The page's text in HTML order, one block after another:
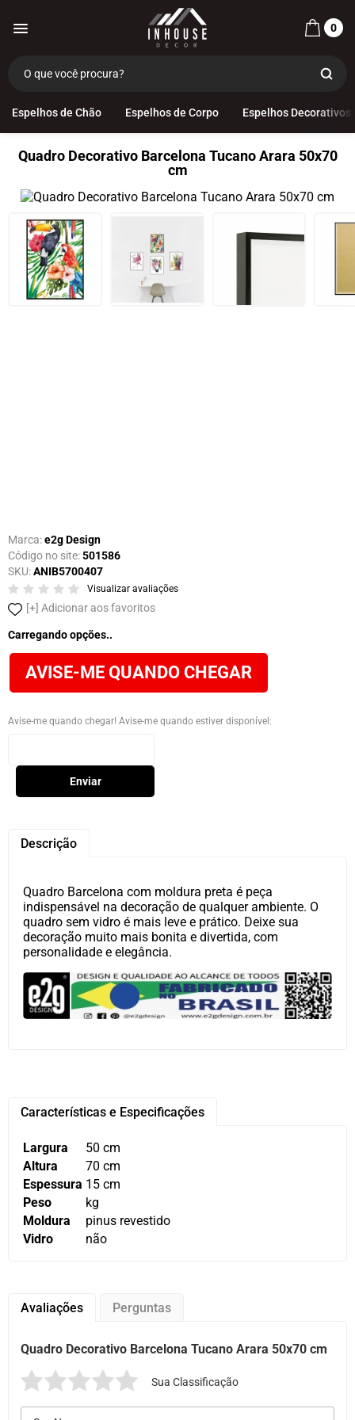
0
Espelhos de Chão Espelhos de Corpo Espelhos Decorativos
Quadro Decorativo Barcelona Tucano Arara 50x70
cm
Marca:e2g Design
Código no site:501586
SKU:ANIB5700407
Visualizar avaliações
Adicionar aos favoritos
Carregando opções..
AVISE-ME QUANDO CHEGAR
Avise-me quando chegar! Avise-me quando estiver disponível:
Enviar
Descrição
Quadro Barcelona com moldura preta é peça
indispensável na decoração de qualquer ambiente. O
quadro sem vidro é mais leve e prático. Deixe sua
decoração muito mais bonita e divertida, com
personalidade e elegância.
Características e Especificações
Largura
50 cm
Altura
70 cm
Espessura 15 cm
Peso
kg
Moldura
pinus revestido
Vidro
não
Avaliações Perguntas
Quadro Decorativo Barcelona Tucano Arara 50x70 cm
Sua Classificação